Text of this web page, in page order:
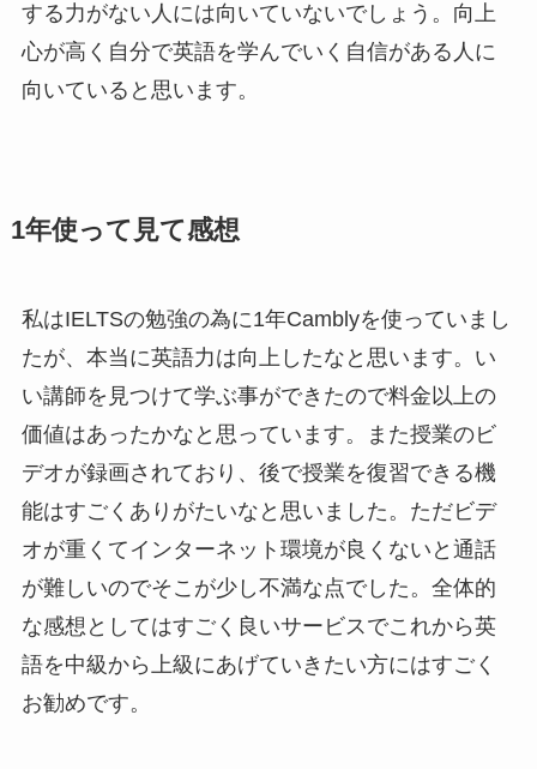
する力がない人には向いていないでしょう。向上
心が高く自分で英語を学んでいく自信がある人に
向いていると思います。
1年使って見て感想
私はIELTSの勉強の為に1年Camblyを使っていまし
たが、本当に英語力は向上したなと思います。い
い講師を見つけて学ぶ事ができたので料金以上の
価値はあったかなと思っています。また授業のビ
デオが録画されており、後で授業を復習できる機
能はすごくありがたいなと思いました。ただビデ
オが重くてインターネット環境が良くないと通話
が難しいのでそこが少し不満な点でした。全体的
な感想としてはすごく良いサービスでこれから英
語を中級から上級にあげていきたい方にはすごく
お勧めです。